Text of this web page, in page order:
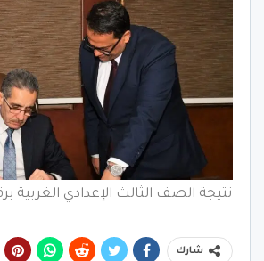
نتيجة الصف الثالث الإعدادي الغربية
شارك